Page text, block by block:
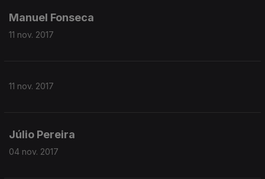
Manuel Fonseca
11 nov. 2017
11 nov. 2017
Júlio Pereira
04 nov. 2017